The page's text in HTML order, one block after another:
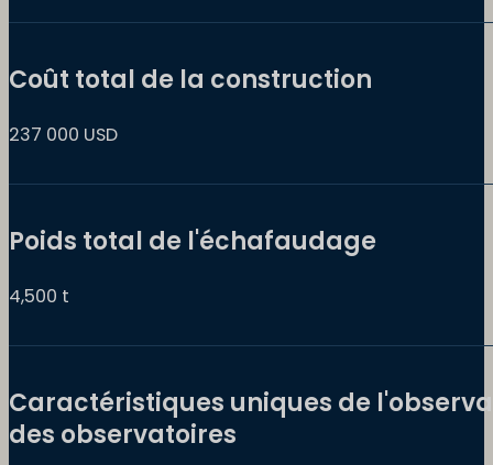
Coût total de la construction
237 000 USD
Poids total de l'échafaudage
4,500 t
Caractéristiques uniques de
des observatoires